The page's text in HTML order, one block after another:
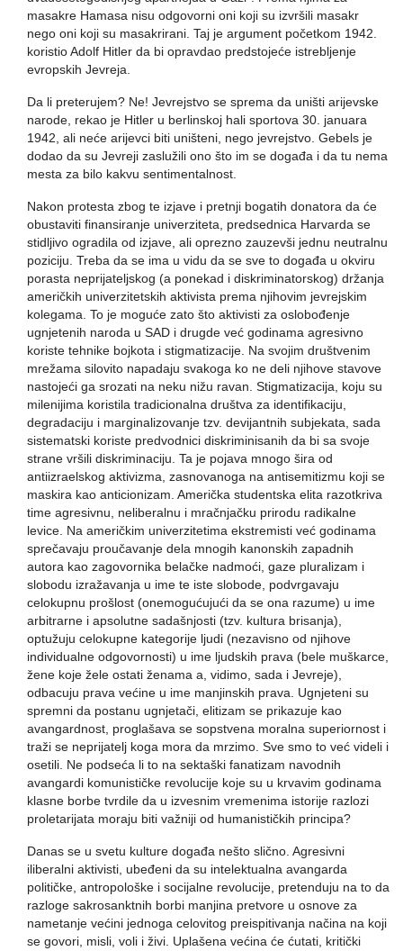
masakre Hamasa nisu odgovorni oni koji su izvršili masakr
nego oni koji su masakrirani. Taj je argument početkom 1942.
koristio Adolf Hitler da bi opravdao predstojeće istrebljenje
evropskih Jevreja.
Da li preterujem? Ne! Jevrejstvo se sprema da uništi arijevske
narode, rekao je Hitler u berlinskoj hali sportova 30. januara
1942, ali neće arijevci biti uništeni, nego jevrejstvo. Gebels je
dodao da su Jevreji zaslužili ono što im se događa i da tu nema
mesta za bilo kakvu sentimentalnost.
Nakon protesta zbog te izjave i pretnji bogatih donatora da će
obustaviti finansiranje univerziteta, predsednica Harvarda se
stidljivo ogradila od izjave, ali oprezno zauzevši jednu neutralnu
poziciju. Treba da se ima u vidu da se sve to događa u okviru
porasta neprijateljskog (a ponekad i diskriminatorskog) držanja
američkih univerzitetskih aktivista prema njihovim jevrejskim
kolegama. To je moguće zato što aktivisti za oslobođenje
ugnjetenih naroda u SAD i drugde već godinama agresivno
koriste tehnike bojkota i stigmatizacije. Na svojim društvenim
mrežama silovito napadaju svakoga ko ne deli njihove stavove
nastojeći ga srozati na neku nižu ravan. Stigmatizacija, koju su
milenijima koristila tradicionalna društva za identifikaciju,
degradaciju i marginalizovanje tzv. devijantnih subjekata, sada
sistematski koriste predvodnici diskriminisanih da bi sa svoje
strane vršili diskriminaciju. Ta je pojava mnogo šira od
antiizraelskog aktivizma, zasnovanoga na antisemitizmu koji se
maskira kao anticionizam. Američka studentska elita razotkriva
time agresivnu, neliberalnu i mračnjačku prirodu radikalne
levice. Na američkim univerzitetima ekstremisti već godinama
sprečavaju proučavanje dela mnogih kanonskih zapadnih
autora kao zagovornika belačke nadmoći, gaze pluralizam i
slobodu izražavanja u ime te iste slobode, podvrgavaju
celokupnu prošlost (onemogućujući da se ona razume) u ime
arbitrarne i apsolutne sadašnjosti (tzv. kultura brisanja),
optužuju celokupne kategorije ljudi (nezavisno od njihove
individualne odgovornosti) u ime ljudskih prava (bele muškarce,
žene koje žele ostati ženama a, vidimo, sada i Jevreje),
odbacuju prava većine u ime manjinskih prava. Ugnjeteni su
spremni da postanu ugnjetači, elitizam se prikazuje kao
avangardnost, proglašava se sopstvena moralna superiornost i
traži se neprijatelj koga mora da mrzimo. Sve smo to već videli i
osetili. Ne podseća li to na sektaški fanatizam navodnih
avangardi komunističke revolucije koje su u krvavim godinama
klasne borbe tvrdile da u izvesnim vremenima istorije razlozi
proletarijata moraju biti važniji od humanističkih principa?
Danas se u svetu kulture događa nešto slično. Agresivni
iliberalni aktivisti, ubeđeni da su intelektualna avangarda
političke, antropološke i socijalne revolucije, pretenduju na to da
razloge sakrosanktnih borbi manjina pretvore u osnove za
nametanje većini jednoga celovitog preispitivanja načina na koji
se govori, misli, voli i živi. Uplašena većina će ćutati, kritički